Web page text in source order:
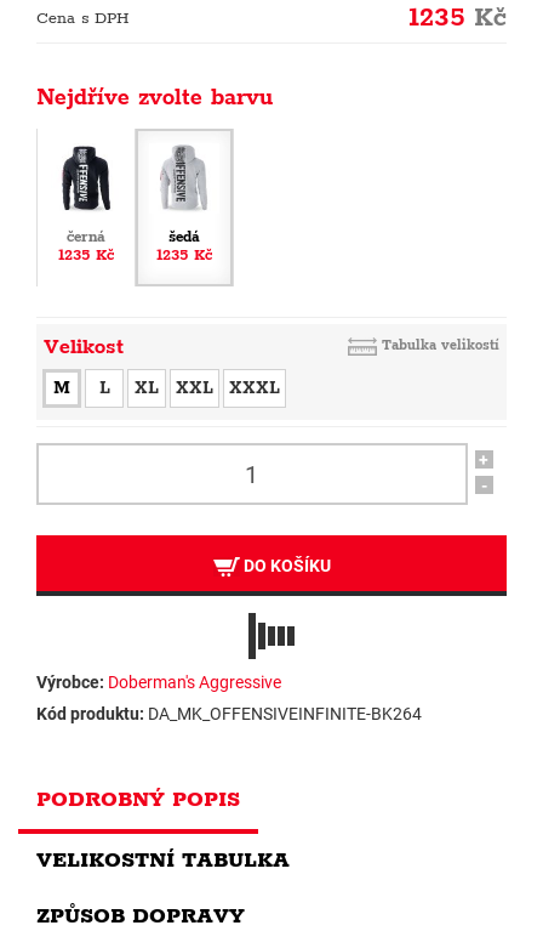
Cena s DPH 1235 Kč
Nejdříve zvolte barvu
černá
1235 Kč
šedá
1235 Kč
Velikost Tabulka velikostí
M L XL XXL XXXL
+
-
DO KOŠÍKU
Výrobce: Doberman's Aggressive
Kód produktu: DA_MK_OFFENSIVEINFINITE-BK264
PODROBNÝ POPIS
VELIKOSTNÍ TABULKA
ZPŮSOB DOPRAVY